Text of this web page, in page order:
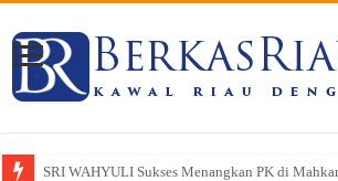
Siap Tempur Lawan Karhutla, Dandim 0321/